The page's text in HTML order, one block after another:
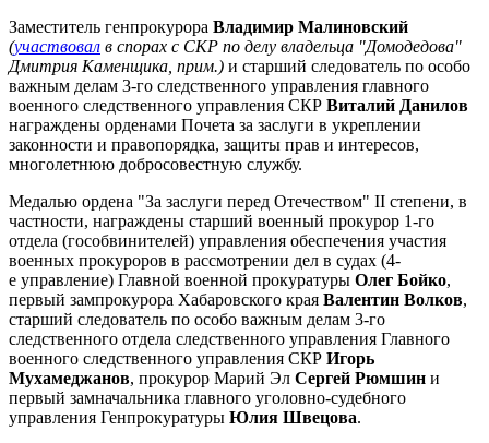
Заместитель генпрокурора Владимир Малиновский
(участвовал в спорах с СКР по делу владельца "Домодедова"
Дмитрия Каменщика, прим.) и старший следователь по особо
важным делам 3-го следственного управления главного
военного следственного управления СКР Виталий Данилов
награждены орденами Почета за заслуги в укреплении
законности и правопорядка, защиты прав и интересов,
многолетнюю добросовестную службу.
Медалью ордена "За заслуги перед Отечеством" II степени, в
частности, награждены старший военный прокурор 1-го
отдела (гособвинителей) управления обеспечения участия
военных прокуроров в рассмотрении дел в судах (4-
е управление) Главной военной прокуратуры Олег Бойко,
первый зампрокурора Хабаровского края Валентин Волков,
старший следователь по особо важным делам 3-го
следственного отдела следственного управления Главного
военного следственного управления СКР Игорь
Мухамеджанов, прокурор Марий Эл Сергей Рюмшин и
первый замначальника главного уголовно-судебного
управления Генпрокуратуры Юлия Швецова.